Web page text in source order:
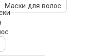
Маски для волос